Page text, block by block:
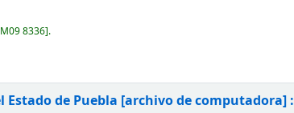
8336 .
de Puebla [archivo de computadora] :